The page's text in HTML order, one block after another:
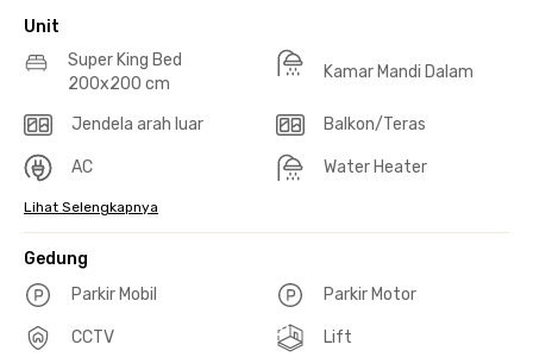
Unit
Super King Bed
200x200 cm
Kamar Mandi Dalam
Jendela arah luar Balkon/Teras
AC Water Heater
Lihat Selengkapnya
Gedung
Parkir Mobil
Parkir Motor
CCTV Lift